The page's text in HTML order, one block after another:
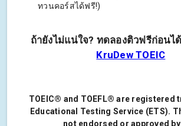
ทวนคอร์สได้ฟรี!)
ถ้ายังไม่แน่ใจ? ทดลองติวฟรีก่อนไ
KruDew TOEIC
TOEIC® and TOEFL® are registered
Educational Testing Service (ETS).
not endorsed or approved by